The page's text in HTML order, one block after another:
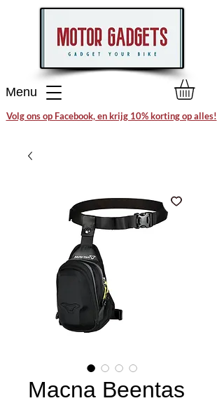
Menu
Volg ons op Facebook, en krijg 10% korting op alles!
Macna Beentas